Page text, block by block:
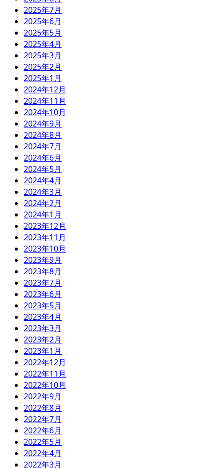
2025年7月
2025年6月
2025年5月
2025年4月
2025年3月
2025年2月
2025年1月
2024年12月
2024年11月
2024年10月
2024年9月
2024年8月
2024年7月
2024年6月
2024年5月
2024年4月
2024年3月
2024年2月
2024年1月
2023年12月
2023年11月
2023年10月
2023年9月
2023年8月
2023年7月
2023年6月
2023年5月
2023年4月
2023年3月
2023年2月
2023年1月
2022年12月
2022年11月
2022年10月
2022年9月
2022年8月
2022年7月
2022年6月
2022年5月
2022年4月
2022年3月